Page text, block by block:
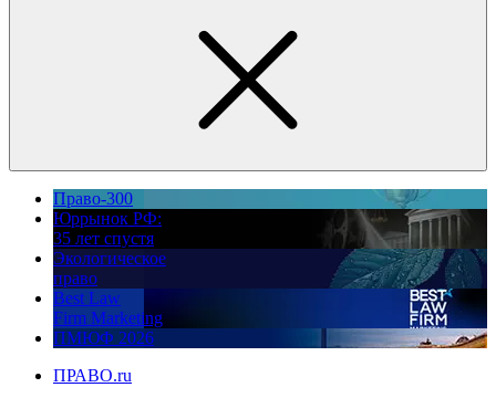
Право-300
Юррынок РФ:
35 лет спустя
Экологическое
право
Best Law
Firm Marketing
ПМЮФ 2026
ПРАВО.ru